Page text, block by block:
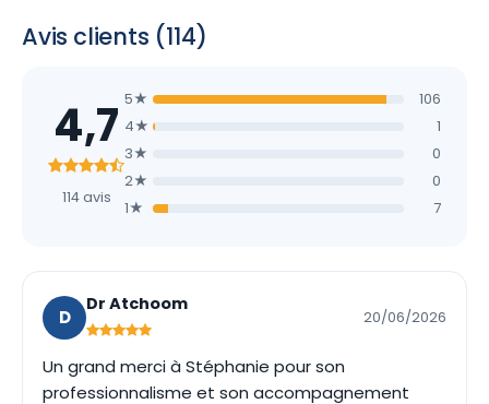
Avis clients (114)
4,7
114 avis
5★
106
4★
1
3★
0
2★
0
1★
7
D
Dr Atchoom
20/06/2026
Un grand merci à Stéphanie pour son
professionnalisme et son accompagnement